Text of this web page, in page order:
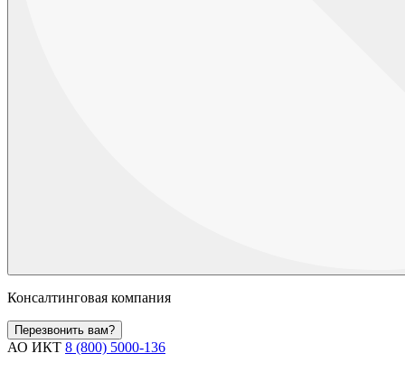
Консалтинговая компания
Перезвонить вам?
АО ИКТ 8 (800) 5000-136